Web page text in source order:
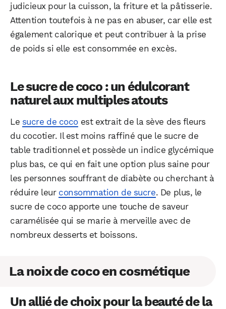
judicieux pour la cuisson, la friture et la pâtisserie.
Attention toutefois à ne pas en abuser, car elle est
également calorique et peut contribuer à la prise
de poids si elle est consommée en excès.
Le sucre de coco : un édulcorant
naturel aux multiples atouts
Le sucre de cocoest extrait de la sève des fleurs
du cocotier. Il est moins raffiné que le sucre de
table traditionnel et possède un indice glycémique
plus bas, ce qui en fait une option plus saine pour
les personnes souffrant de diabète ou cherchant à
réduire leur consommation de sucre. De plus, le
sucre de coco apporte une touche de saveur
caramélisée qui se marie à merveille avec de
nombreux desserts et boissons.
La noix de coco en cosmétique
Un allié de choix pour la beauté de la